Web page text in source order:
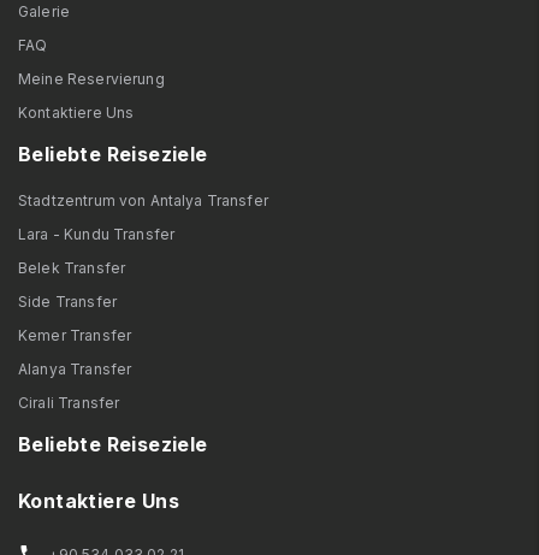
Galerie
FAQ
Meine Reservierung
Kontaktiere Uns
Beliebte Reiseziele
Stadtzentrum von Antalya Transfer
Lara - Kundu Transfer
Belek Transfer
Side Transfer
Kemer Transfer
Alanya Transfer
Cirali Transfer
Beliebte Reiseziele
Kontaktiere Uns